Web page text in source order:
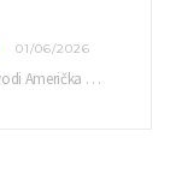
01/06/2026
Projekat koji sprovodi Američka privredna komora uz podrŝku kompanije Philip Morris International, sa ciljem povezivanja…